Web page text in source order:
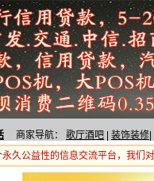
商家导航： 歌厅酒吧 装饰装修
久公益性的信息交流平台，我们